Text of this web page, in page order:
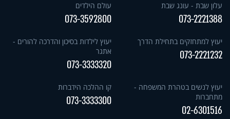
עלון שבת - עונג שבת
073-2221388
עולם הילדים
073-3592800
יעוץ למתחזקים בתחילת הדרך
073-2221232
יעוץ לילדות בסיכון והדרכה להורים -
אתגר
073-3333320
יעוץ לנשים בטהרת המשפחה -
מתחברות
02-6301516
קו ההלכה הידברות
073-3333300